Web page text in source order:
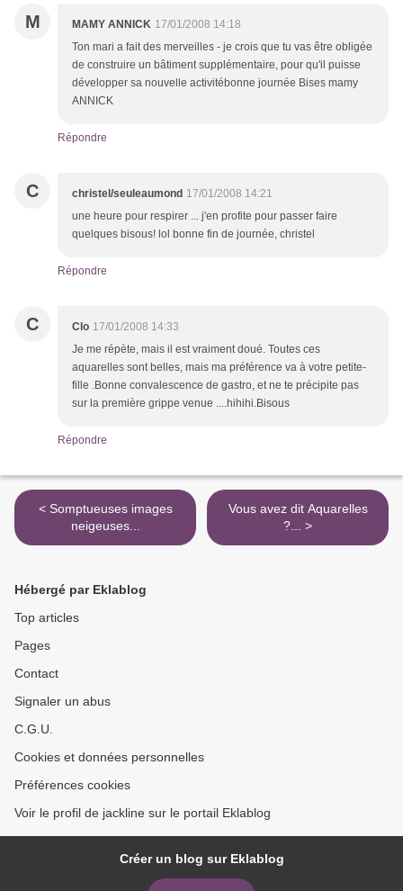
M MAMY ANNICK 17/01/2008 14:18
Ton mari a fait des merveilles - je crois que tu vas être obligée
de construire un bâtiment supplémentaire, pour qu'il puisse
développer sa nouvelle activitébonne journée Bises mamy
ANNICK
Répondre
C christel/seuleaumond 17/01/2008 14:21
une heure pour respirer ... j'en profite pour passer faire
quelques bisous! lol bonne fin de journée, christel
Répondre
C Clo 17/01/2008 14:33
Je me répète, mais il est vraiment doué. Toutes ces
aquarelles sont belles, mais ma préférence va à votre petite-
fille .Bonne convalescence de gastro, et ne te précipite pas
sur la première grippe venue ....hihihi.Bisous
Répondre
< Somptueuses images
neigeuses...
Vous avez dit Aquarelles
?... >
Hébergé par Eklablog
Top articles
Pages
Contact
Signaler un abus
C.G.U.
Cookies et données personnelles
Préférences cookies
Voir le profil de jackline sur le portail Eklablog
Créer un blog sur Eklablog